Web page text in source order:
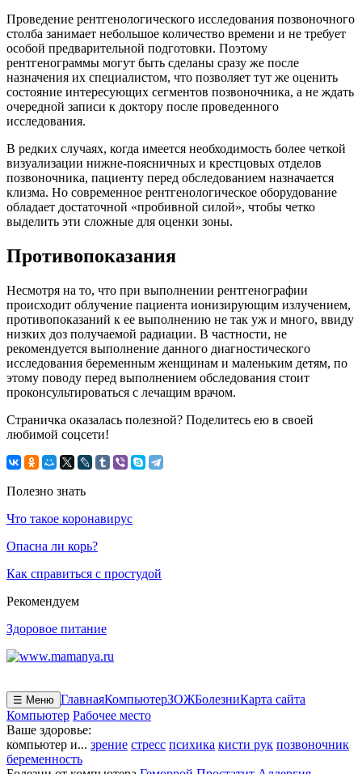
Проведение рентгенологического исследования позвоночного
столба занимает небольшое количество времени и не требует
особой предварительной подготовки. Поэтому
рентгенограммы могут быть сделаны сразу же после
назначения их специалистом, что позволяет тут же оценить
состояние интересующих сегментов позвоночника, а не ждать
очередной записи к доктору после проведенного
исследования.
В редких случаях, когда имеется необходимость более четкой
визуализации нижне-поясничных и крестцовых отделов
позвоночника, пациенту перед обследованием назначается
клизма. Но современное рентгенологическое оборудование
обладает достаточной «пробивной силой», чтобы четко
выделить эти сложные для оценки зоны.
Противопоказания
Несмотря на то, что при выполнении рентгенографии
происходит облучение пациента ионизирующим излучением,
противопоказаний к ее выполнению не так уж и много, ввиду
низких доз получаемой радиации. В частности, не
рекомендуется выполнение данного диагностического
исследования беременным женщинам и маленьким детям, по
этому поводу перед выполнением обследования стоит
проконсультироваться с лечащим врачом.
Страничка оказалась полезной? Поделитесь ею в своей
любимой соцсети!
Полезно знать
Что такое коронавирус
Опасна ли корь?
Как справиться с простудой
Рекомендуем
Здоровое питание
☰ Меню ГлавнаяКомпьютерЗОЖБолезниКарта сайта
Компьютер Рабочее место
Ваше здоровье:
компьютер и... зрение стресс психика кисти рук позвоночник
беременность